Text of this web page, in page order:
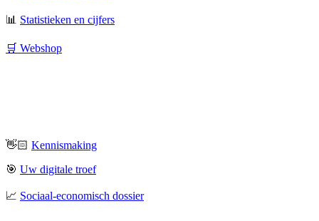
📊 Statistieken en cijfers
🛒 Webshop
👋🏻 Kennismaking
🎯 Uw digitale troef
📈 Sociaal-economisch dossier